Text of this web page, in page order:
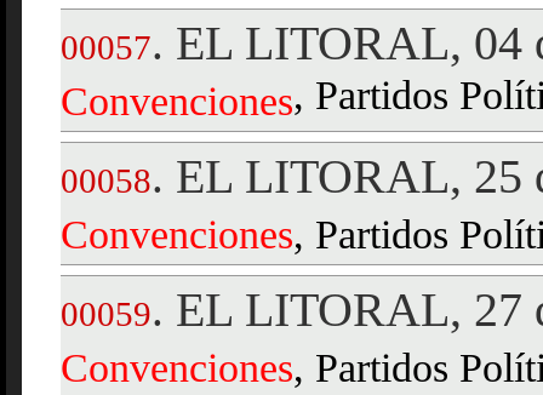
00057. EL LITORAL, 04
Convenciones, Partidos
00058. EL LITORAL, 25
Convenciones, Partidos
00059. EL LITORAL, 27
Convenciones, Partidos